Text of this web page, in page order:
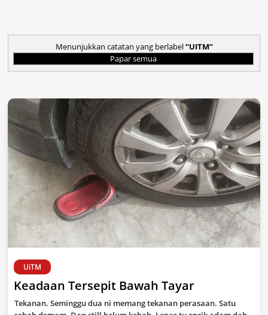
Menunjukkan catatan yang berlabel UITM
Papar semua
UiTM
Keadaan Tersepit Bawah Tayar
Tekanan. Seminggu dua ni memang tekanan perasaan. Satu